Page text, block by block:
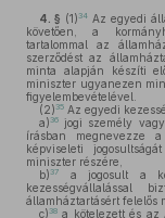
4. § (1)34 Az egyedi
követően, a
tartalommal az
szerződést az
minta alapján készíti
miniszter ugyanezen
figyelembevételével.
(2) 35 Az egyedi
a) 36
jogi személy
írásban megnevezze
képviseleti
miniszter részére,
b) 37
a jogosult a
kezességvállalással
államháztartásért felelős
c) 38 a kötelezett és az